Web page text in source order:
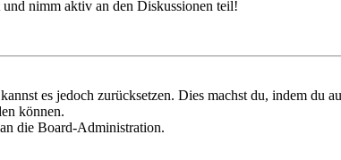
nimm aktiv an den Diskussionen teil!
es jedoch zurücksetzen. Dies machst du, indem du
können.
die Board-Administration.